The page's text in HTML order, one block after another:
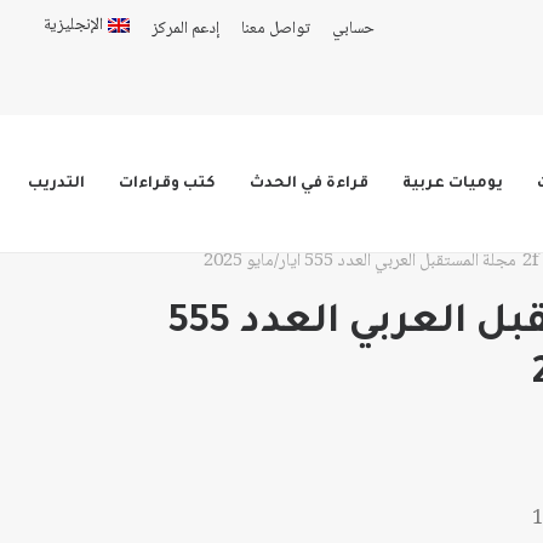
حسابي تواصل معنا إدعم المركز الإنجليزية
يوميات عربية قراءة في الحدث كتب وقراءات التدريب
مجلة المستقبل العربي العدد 555 أيار/مايو 2025
مجلة المستقبل العربي العدد 555